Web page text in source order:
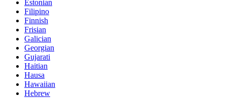
Estonian
Filipino
Finnish
Frisian
Galician
Georgian
Gujarati
Haitian
Hausa
Hawaiian
Hebrew